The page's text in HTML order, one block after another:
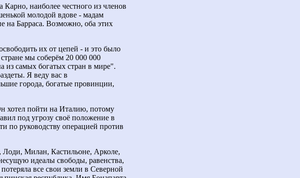
наиболее честного из членов
молодой вдове - мадам
на Барраса. Возможно, оба этих
их от цепей - и это было
мы соберём 20 000 000
из самых богатых стран в мире".
Я веду вас в
города, богатые провинции,
хотел пойти на Италию, потому
под угрозу своё положение в
по руководству операцией против
Лоди, Милан, Кастильоне, Арколе,
идеалы свободы, равенства,
все свои земли в Северной